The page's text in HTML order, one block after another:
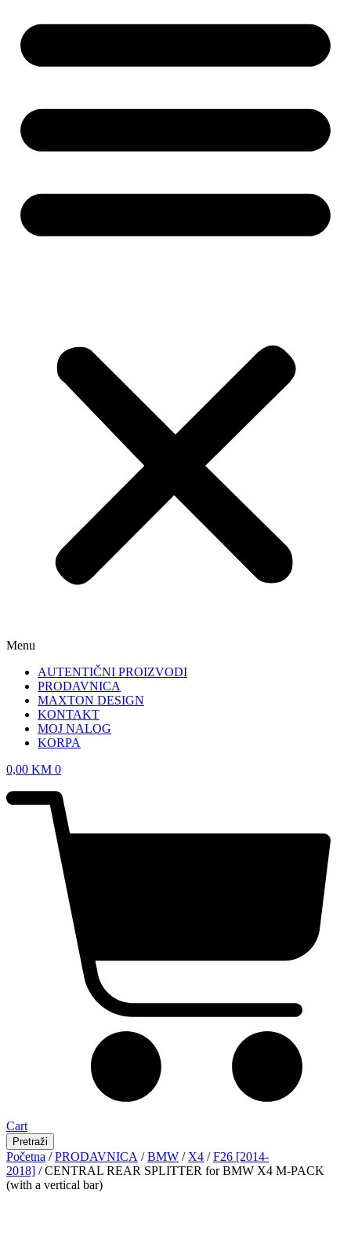
Menu
AUTENTIČNI PROIZVODI
PRODAVNICA
MAXTON DESIGN
KONTAKT
MOJ NALOG
KORPA
0,00 KM 0
Cart
Pretraži
Početna /PRODAVNICA /BMW / X4 /F26 [2014-
2018] / CENTRAL REAR SPLITTER for BMW X4 M-PACK
(with a vertical bar)